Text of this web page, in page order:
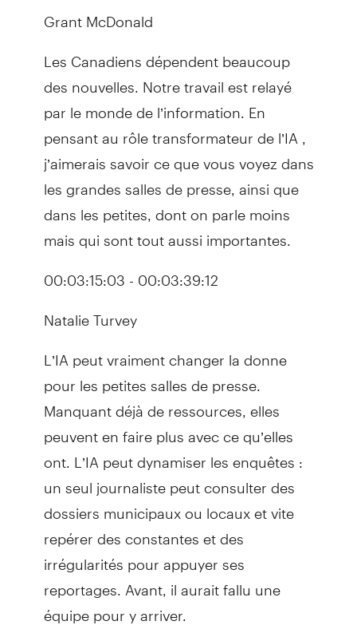
Grant McDonald
Les Canadiens dépendent beaucoup
des nouvelles. Notre travail est relayé
par le monde de l’information. En
pensant au rôle transformateur de l’IA ,
j’aimerais savoir ce que vous voyez dans
les grandes salles de presse, ainsi que
dans les petites, dont on parle moins
mais qui sont tout aussi importantes.
00:03:15:03 - 00:03:39:12
Natalie Turvey
L’IA peut vraiment changer la donne
pour les petites salles de presse.
Manquant déjà de ressources, elles
peuvent en faire plus avec ce qu’elles
ont. L’IA peut dynamiser les enquêtes :
un seul journaliste peut consulter des
dossiers municipaux ou locaux et vite
repérer des constantes et des
irrégularités pour appuyer ses
reportages. Avant, il aurait fallu une
équipe pour y arriver.